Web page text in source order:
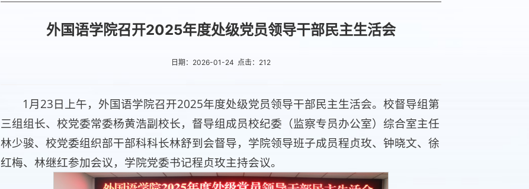
外国语学院召开2025年度处级党员领导干部民主生活会
日期：2026-01-24 点击： 212
1月23日上午，外国语学院召开2025年度处级党员领导干部民主生活会。校督导组第
三组组长、校党委常委杨黄浩副校长，督导组成员校纪委（监察专员办公室）综合室主任
林少骏、校党委组织部干部科科长林舒到会督导，学院领导班子成员程贞玫、钟晓文、徐
红梅、林继红参加会议，学院党委书记程贞玫主持会议。